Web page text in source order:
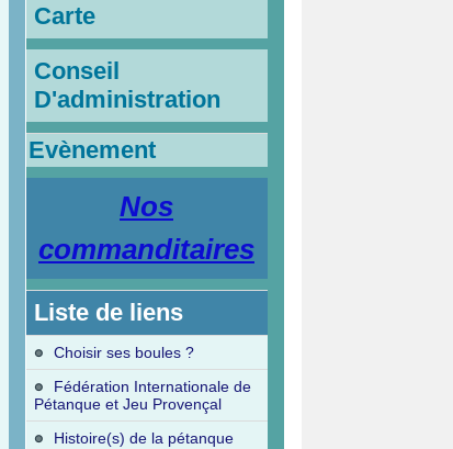
Carte
Conseil
D'administration
Evènement
Nos
commanditaires
Liste de liens
Choisir ses boules ?
Fédération Internationale de
Pétanque et Jeu Provençal
Histoire(s) de la pétanque